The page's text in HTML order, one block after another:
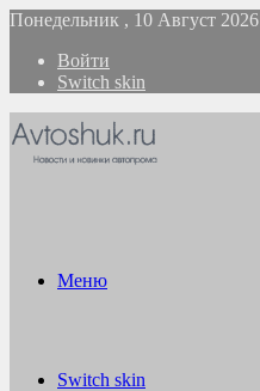
Понедельник , 10 Август 2026
Войти
Switch skin
Меню
Switch skin